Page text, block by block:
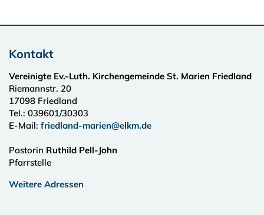
Kontakt
Vereinigte Ev.-Luth. Kirchengemeinde St. Marien Friedland
Riemannstr. 20
17098 Friedland
Tel.: 039601/30303
E-Mail: friedland-marien@elkm.de
Pastorin Ruthild Pell-John
Pfarrstelle
Weitere Adressen